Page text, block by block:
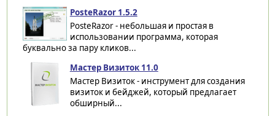
PosteRazor 1.5.2
PosteRazor - небольшая и простая в
использовании программа, которая
буквально за пару кликов...
Мастер Визиток 11.0
Мастер Визиток - инструмент для создания
визиток и бейджей, который предлагает
обширный...